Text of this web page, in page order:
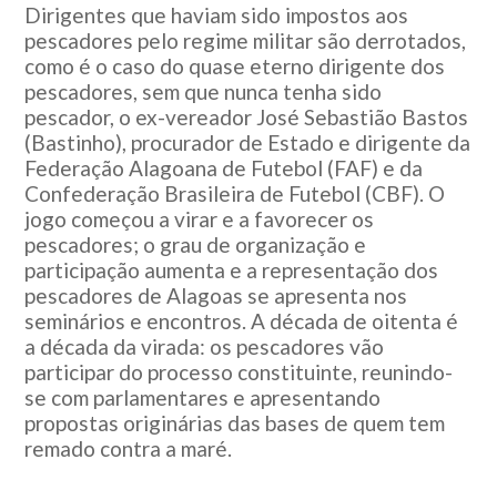
Dirigentes que haviam sido impostos aos
pescadores pelo regime militar são derrotados,
como é o caso do quase eterno dirigente dos
pescadores, sem que nunca tenha sido
pescador, o ex-vereador José Sebastião Bastos
(Bastinho), procurador de Estado e dirigente da
Federação Alagoana de Futebol (FAF) e da
Confederação Brasileira de Futebol (CBF). O
jogo começou a virar e a favorecer os
pescadores; o grau de organização e
participação aumenta e a representação dos
pescadores de Alagoas se apresenta nos
seminários e encontros. A década de oitenta é
a década da virada: os pescadores vão
participar do processo constituinte, reunindo-
se com parlamentares e apresentando
propostas originárias das bases de quem tem
remado contra a maré.